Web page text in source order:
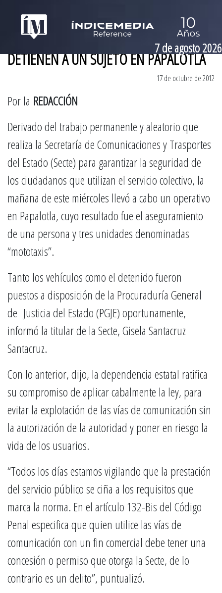
7 de agosto 2026
DETIENEN A UN SUJETO EN PAPALOTLA
17 de octubre de 2012
Por la REDACCIÓN
Derivado del trabajo permanente y aleatorio que
realiza la Secretaría de Comunicaciones y Trasportes
del Estado (Secte) para garantizar la seguridad de
los ciudadanos que utilizan el servicio colectivo, la
mañana de este miércoles llevó a cabo un operativo
en Papalotla, cuyo resultado fue el aseguramiento
de una persona y tres unidades denominadas
“mototaxis”.
Tanto los vehículos como el detenido fueron
puestos a disposición de la Procuraduría General
de Justicia del Estado (PGJE) oportunamente,
informó la titular de la Secte, Gisela Santacruz
Santacruz.
Con lo anterior, dijo, la dependencia estatal ratifica
su compromiso de aplicar cabalmente la ley, para
evitar la explotación de las vías de comunicación sin
la autorización de la autoridad y poner en riesgo la
vida de los usuarios.
“Todos los días estamos vigilando que la prestación
del servicio público se ciña a los requisitos que
marca la norma. En el artículo 132-Bis del Código
Penal especifica que quien utilice las vías de
comunicación con un fin comercial debe tener una
concesión o permiso que otorga la Secte, de lo
contrario es un delito”, puntualizó.